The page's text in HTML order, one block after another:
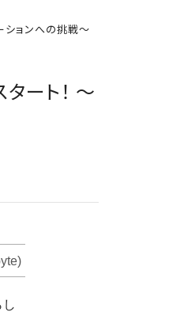
ションへの挑戦〜
ート！ 〜